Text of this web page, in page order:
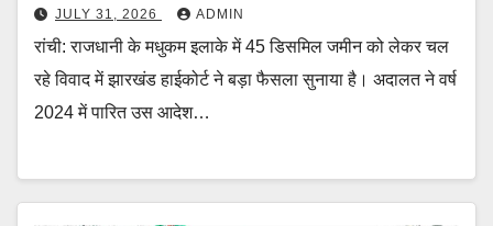
JULY 31, 2026 ADMIN
रांची: राजधानी के मधुकम इलाके में 45 डिसमिल जमीन को लेकर चल
रहे विवाद में झारखंड हाईकोर्ट ने बड़ा फैसला सुनाया है। अदालत ने वर्ष
2024 में पारित उस आदेश…